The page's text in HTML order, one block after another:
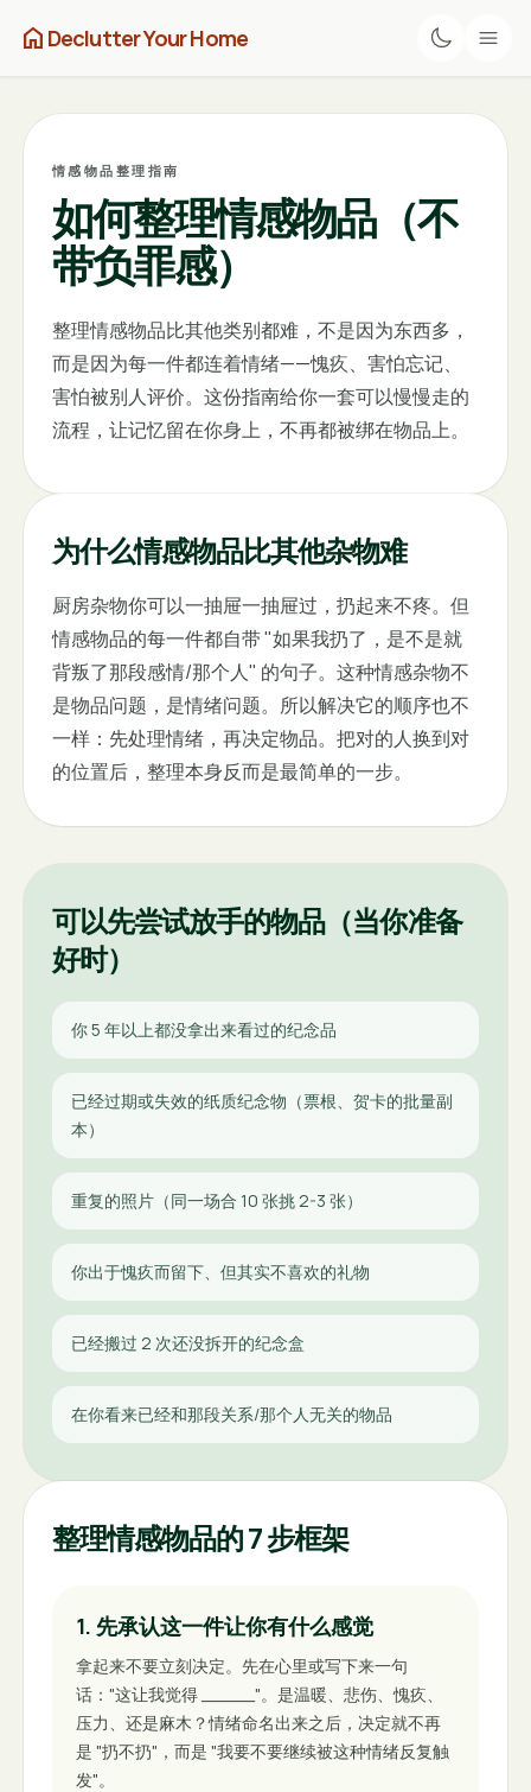
home Declutter Your Home
情感物品整理指南
如何整理情感物品（不
带负罪感）
整理情感物品比其他类别都难，不是因为东西多，
而是因为每一件都连着情绪——愧疚、害怕忘记、
害怕被别人评价。这份指南给你一套可以慢慢走的
流程，让记忆留在你身上，不再都被绑在物品上。
为什么情感物品比其他杂物难
厨房杂物你可以一抽屉一抽屉过，扔起来不疼。但
情感物品的每一件都自带 "如果我扔了，是不是就
背叛了那段感情/那个人" 的句子。这种情感杂物不
是物品问题，是情绪问题。所以解决它的顺序也不
一样：先处理情绪，再决定物品。把对的人换到对
的位置后，整理本身反而是最简单的一步。
可以先尝试放手的物品（当你准备
好时）
你 5 年以上都没拿出来看过的纪念品
已经过期或失效的纸质纪念物（票根、贺卡的批量副
本）
重复的照片（同一场合 10 张挑 2-3 张）
你出于愧疚而留下、但其实不喜欢的礼物
已经搬过 2 次还没拆开的纪念盒
在你看来已经和那段关系/那个人无关的物品
整理情感物品的 7 步框架
1. 先承认这一件让你有什么感觉
拿起来不要立刻决定。先在心里或写下来一句
话："这让我觉得 _____"。是温暖、悲伤、愧疚、
压力、还是麻木？情绪命名出来之后，决定就不再
是 "扔不扔"，而是 "我要不要继续被这种情绪反复触
发"。